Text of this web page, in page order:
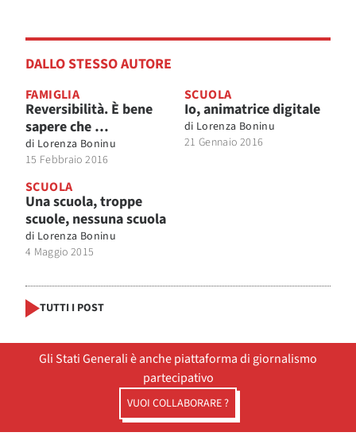
DALLO STESSO AUTORE
FAMIGLIA
Reversibilità. È bene
sapere che …
di Lorenza Boninu
15 Febbraio 2016
SCUOLA
Io, animatrice digitale
di Lorenza Boninu
21 Gennaio 2016
SCUOLA
Una scuola, troppe
scuole, nessuna scuola
di Lorenza Boninu
4 Maggio 2015
TUTTI I POST
Gli Stati Generali è anche piattaforma di giornalismo
partecipativo
VUOI COLLABORARE ?